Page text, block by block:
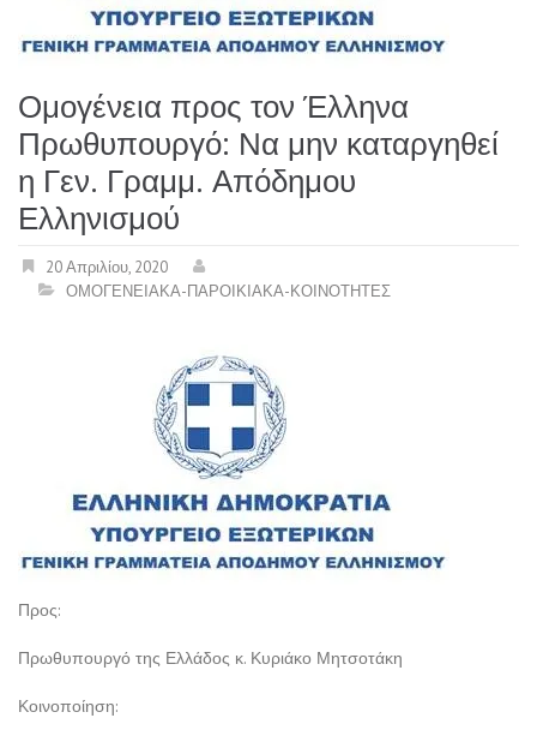
Ομογένεια προς τον Έλληνα
Πρωθυπουργό: Να μην καταργηθεί
η Γεν. Γραμμ. Απόδημου
Ελληνισμού
20 Απριλίου, 2020
ΟΜΟΓΕΝΕΙΑΚΑ-ΠΑΡΟΙΚΙΑΚΑ-ΚΟΙΝΟΤΗΤΕΣ
Προς:
Πρωθυπουργό της Ελλάδος κ. Κυριάκο Μητσοτάκη
Κοινοποίηση: